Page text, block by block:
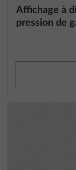
Affichage à
pression de